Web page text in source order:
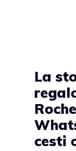
La
cesti